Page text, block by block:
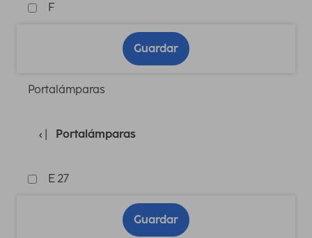
F
Guardar
Portalámparas
Portalámparas
E 27
Guardar